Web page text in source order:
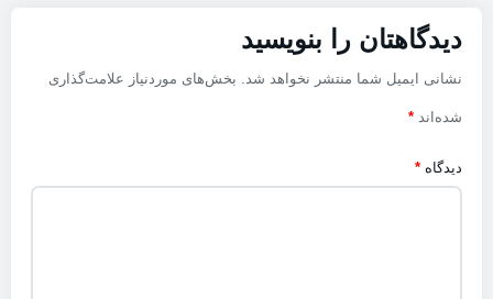
دیدگاهتان را بنویسید
نشانی ایمیل شما منتشر نخواهد شد. بخش‌های موردنیاز علامت‌گذاری
شده‌اند *
دیدگاه *